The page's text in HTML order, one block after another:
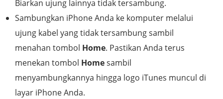
Biarkan ujung lainnya tidak tersambung.
Sambungkan iPhone Anda ke komputer melalui
ujung kabel yang tidak tersambung sambil
menahan tombol Home. Pastikan Anda terus
menekan tombol Homesambil
menyambungkannya hingga logo iTunes muncul di
layar iPhone Anda.